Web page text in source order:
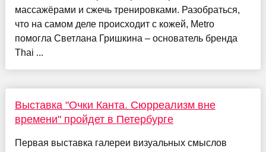
массажёрами и сжечь тренировками. Разобраться,
что на самом деле происходит с кожей, Metro
помогла Светлана Гришкина – основатель бренда
Thai ...
Выставка "Очки Канта. Сюрреализм вне
времени" пройдет в Петербурге
Первая выставка галереи визуальных смыслов